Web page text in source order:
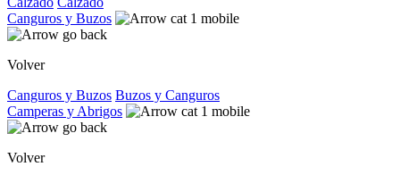
Canguros y Buzos
Volver
Canguros y Buzos Buzos y Canguros
Camperas y Abrigos
Volver